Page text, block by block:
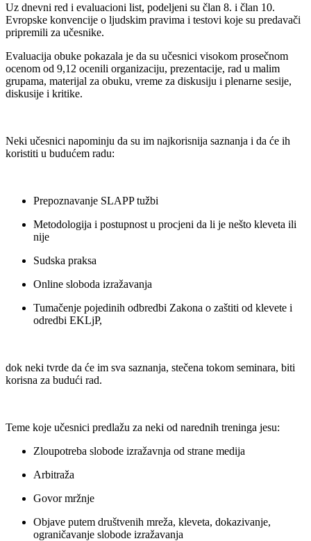
Uz dnevni red i evaluacioni list, podeljeni su član 8. i član 10.
Evropske konvencije o ljudskim pravima i testovi koje su predavači
pripremili za učesnike.
Evaluacija obuke pokazala je da su učesnici visokom prosečnom
ocenom od 9,12 ocenili organizaciju, prezentacije, rad u malim
grupama, materijal za obuku, vreme za diskusiju i plenarne sesije,
diskusije i kritike.
Neki učesnici napominju da su im najkorisnija saznanja i da će ih
koristiti u budućem radu:
Prepoznavanje SLAPP tužbi
Metodologija i postupnost u procjeni da li je nešto kleveta ili
nije
Sudska praksa
Online sloboda izražavanja
Tumačenje pojedinih odbredbi Zakona o zaštiti od klevete i
odredbi EKLjP,
dok neki tvrde da će im sva saznanja, stečena tokom seminara, biti
korisna za budući rad.
Teme koje učesnici predlažu za neki od narednih treninga jesu:
Zloupotreba slobode izražavnja od strane medija
Arbitraža
Govor mržnje
Objave putem društvenih mreža, kleveta, dokazivanje,
ograničavanje slobode izražavanja